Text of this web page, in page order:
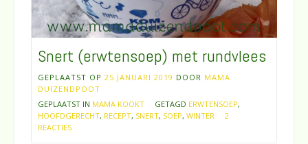
Snert (erwtensoep) met rundvlees
GEPLAATST OP 25 JANUARI 2019 DOOR MAMA
DUIZENDPOOT
GEPLAATST IN MAMA KOOKT GETAGD ERWTENSOEP,
HOOFDGERECHT, RECEPT, SNERT, SOEP, WINTER
2
REACTIES